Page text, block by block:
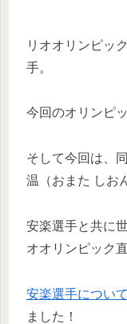
リオオリンピッ
手。
今回のオリンピ
そして今回は、
温（おまた しお
安楽選手と共に
オオリンピック
安楽選手につい
ました！